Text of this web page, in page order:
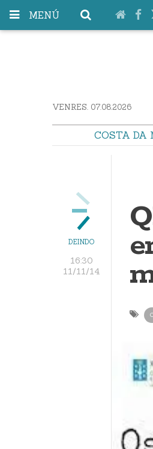
MENÚ
VENRES. 07.08.2026
COSTA DA
DEINDO
16:30
11/11/14